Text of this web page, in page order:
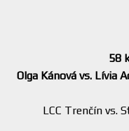
58
Olga Kánová vs. Lívia
LCC Trenčín vs.